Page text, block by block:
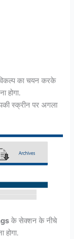
का चयन करके
होगा.
स्क्रीन पर अगला
के सेक्शन के नीचे
होगा.